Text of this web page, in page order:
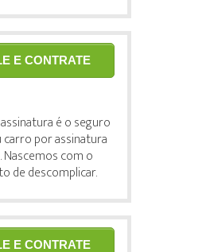
é o seguro
carro por assinatura
Nascemos com o
de descomplicar.
E CONTRATE
E CONTRATE